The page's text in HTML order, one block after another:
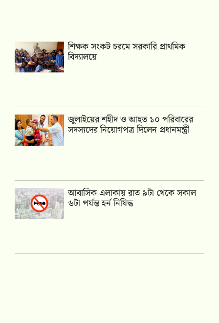
শিক্ষক সংকট চরমে সরকারি প্রাথমিক
বিদ্যালয়ে
জুলাইয়ের শহীদ ও আহত ১০ পরিবারের
সদস্যদের নিয়োগপত্র দিলেন প্রধানমন্ত্রী
আবাসিক এলাকায় রাত ৯টা থেকে সকাল
৬টা পর্যন্ত হর্ন নিষিদ্ধ